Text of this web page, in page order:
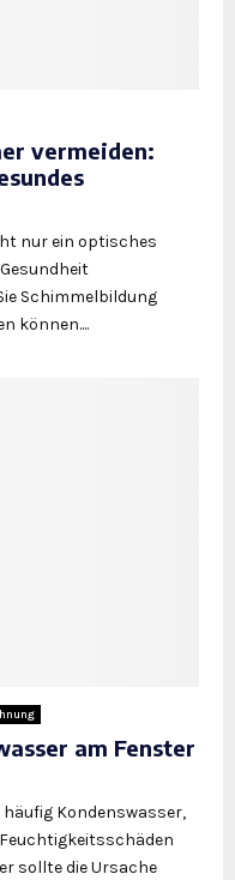
vermeiden:
nur ein optisches
Schimmelbildung
können....
am Fenster
Kondenswasser,
sollte die Ursache